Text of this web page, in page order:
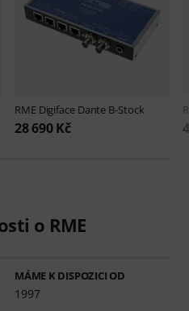
RME Digiface Dante B-Stock
28 690 Kč
o RME
MÁME K DISPOZICI OD
1997